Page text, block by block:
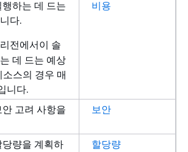
하는 데 드는
다.
리전에서이 솔
데 드는 예상
소스의 경우 매
니다.
비용
고려 사항을
보안
량을 계획하
할당량